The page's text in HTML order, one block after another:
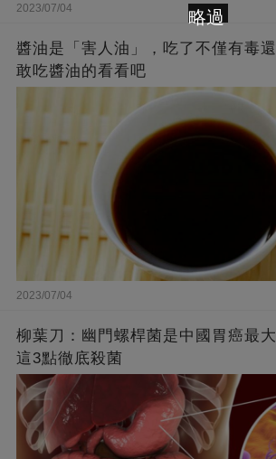
2023/07/04
醬油是「害人油」，吃了不僅有毒
敢吃醬油的看看吧
2023/07/04
柳葉刀：幽門螺桿菌是中國胃癌最
這3點徹底殺菌
略過